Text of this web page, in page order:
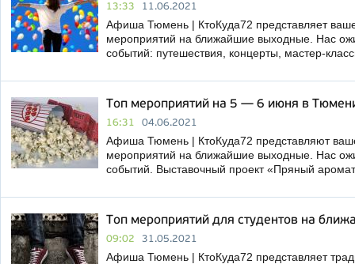
13:33 11.06.2021
Афиша Тюмень | КтоКуда72 представляет
мероприятий на ближайшие выходные. Нас
событий: путешествия, концерты, мастер-
Топ мероприятий на 5 — 6 июня в
16:31 04.06.2021
Афиша Тюмень | КтоКуда72 представляют
мероприятий на ближайшие выходные. Нас
событий. Выставочный проект «Пряный
Топ мероприятий для студентов на
09:02 31.05.2021
Афиша Тюмень | КтоКуда72 представляет